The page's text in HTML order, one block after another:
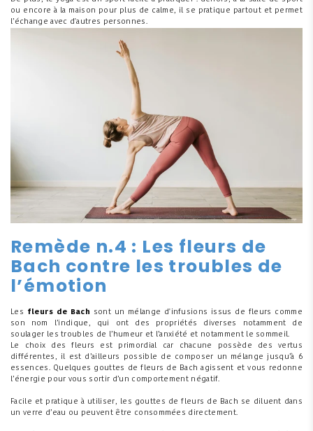
ou encore à la maison pour plus de calme, il se pratique partout et permet
l’échange avec d'autres personnes.
Remède n.4 : Les fleurs de
Bach contre les troubles de
l’émotion
Les fleurs de Bach sont un mélange d'infusions issus de fleurs comme
son nom l’indique, qui ont des propriétés diverses notamment de
soulager les troubles de l’humeur et l’anxiété et notamment le sommeil.
Le choix des fleurs est primordial car chacune possède des vertus
différentes, il est d’ailleurs possible de composer un mélange jusqu’à 6
essences. Quelques gouttes de fleurs de Bach agissent et vous redonne
l’énergie pour vous sortir d’un comportement négatif.
Facile et pratique à utiliser, les gouttes de fleurs de Bach se diluent dans
un verre d’eau ou peuvent être consommées directement.